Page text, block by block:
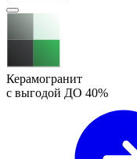
Керамогранит
с выгодой ДО 40%